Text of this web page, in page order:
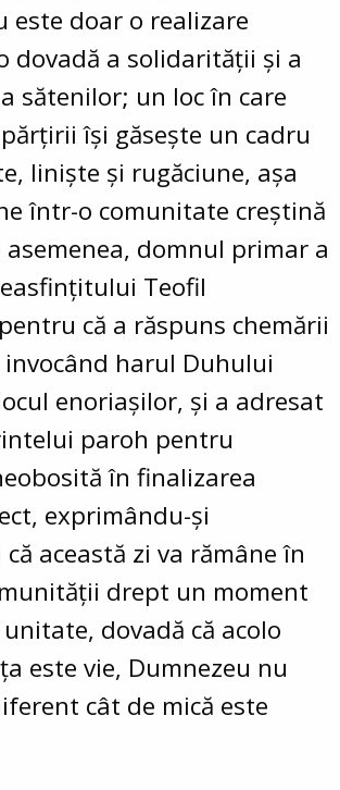
este doar o realizare
dovadă a solidarității și a
sătenilor; un loc în care
își găsește un cadru
liniște și rugăciune, așa
într-o comunitate creștină
asemenea, domnul primar a
Teofil
că a răspuns chemării
harul Duhului
enoriașilor, și a adresat
paroh pentru
în finalizarea
exprimându-și
această zi va rămâne în
drept un moment
dovadă că acolo
este vie, Dumnezeu nu
cât de mică este